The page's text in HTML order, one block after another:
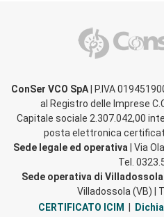
ConSer VCO SpA| P.IVA
al Registro delle Imprese
Capitale sociale 2.307.042,00
posta elettronica
Sede legale ed operativa | Via
Tel.
Sede operativa di Villadossola
Villadossola (VB) |
CERTIFICATO ICIM